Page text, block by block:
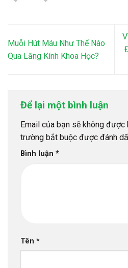
Muỗi Hút Máu Như Thế Nào
Qua Lăng Kính Khoa Học?
Để lại một bình luận
Email của bạn sẽ không được
trường bắt buộc được đánh
Bình luận *
Tên *